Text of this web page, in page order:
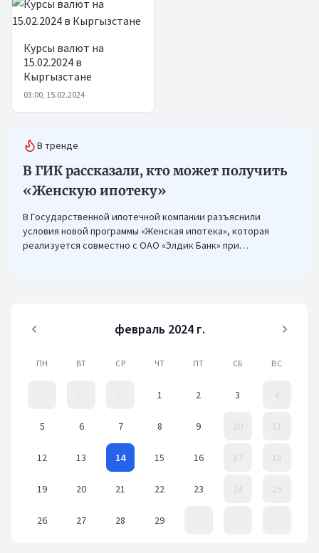
Курсы валют на
15.02.2024 в
Кыргызстане
03:00, 15.02.2024
В тренде
В ГИК рассказали, кто может получить
«Женскую ипотеку»
В Государственной ипотечной компании разъяснили
условия новой программы «Женская ипотека», которая
реализуется совместно с ОАО «Элдик Банк» при
февраль 2024 г.
ПН ВТ СР ЧТ ПТ СБ ВС
1 2 3 4
5 6 7 8 9 10 11
12 13 14 15 16 17 18
19 20 21 22 23 24 25
26 27 28 29